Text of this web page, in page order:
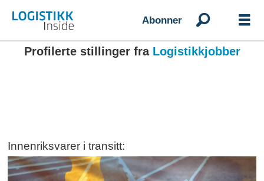
Abonner
Profilerte stillinger fra Logistikkjobber
Innenriksvarer i transitt: